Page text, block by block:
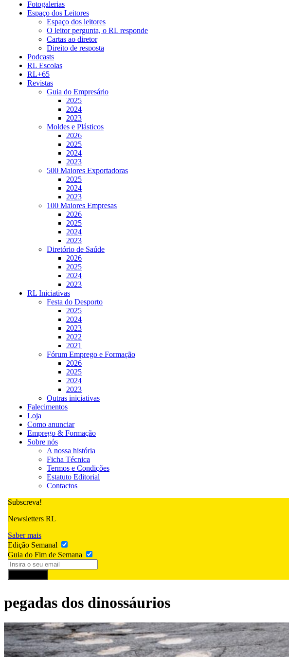
Fotogalerias
Espaço dos Leitores
Espaço dos leitores
O leitor pergunta, o RL responde
Cartas ao diretor
Direito de resposta
Podcasts
RL Escolas
RL+65
Revistas
Guia do Empresário
2025
2024
2023
Moldes e Plásticos
2026
2025
2024
2023
500 Maiores Exportadoras
2025
2024
2023
100 Maiores Empresas
2026
2025
2024
2023
Diretório de Saúde
2026
2025
2024
2023
RL Iniciativas
Festa do Desporto
2025
2024
2023
2022
2021
Fórum Emprego e Formação
2026
2025
2024
2023
Outras iniciativas
Falecimentos
Loja
Como anunciar
Emprego & Formação
Sobre nós
A nossa história
Ficha Técnica
Termos e Condições
Estatuto Editorial
Contactos
Subscreva!
Newsletters RL
Saber mais
Edição Semanal
Guia do Fim de Semana
pegadas dos dinossáurios